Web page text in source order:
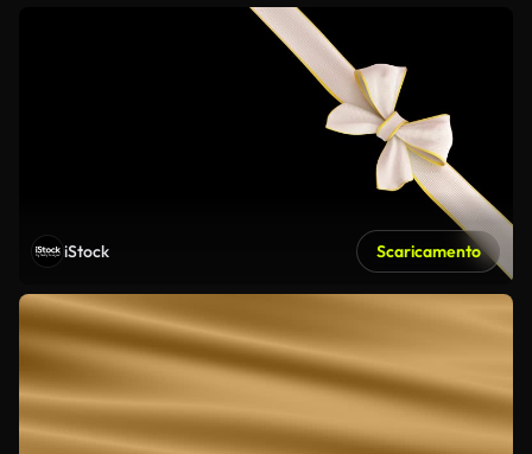
iStock Scaricamento